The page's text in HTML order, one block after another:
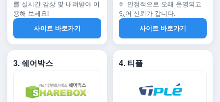
를 실시간 감상 및 내려받아 이
용해 보세요!
사이트 바로가기
히 안정적으로 오래 운영되고
있어 신뢰가 갑니다.
사이트 바로가기
3. 쉐어박스 4. 티플